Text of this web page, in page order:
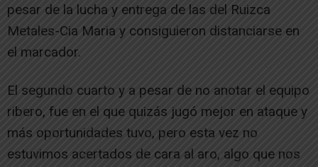
pesar de la lucha y entrega de las del Ruizca
Metales-Cia Maria y consiguieron distanciarse en
el marcador.
El segundo cuarto y a pesar de no anotar el equipo
ribero, fue en el que quizás jugó mejor en ataque y
más oportunidades tuvo, pero esta vez no
estuvimos acertados de cara al aro, algo que nos